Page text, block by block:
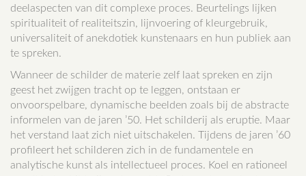
deelaspecten van dit complexe proces. Beurtelings lijken
spiritualiteit of realiteitszin, lijnvoering of kleurgebruik,
universaliteit of anekdotiek kunstenaars en hun publiek aan
te spreken.
Wanneer de schilder de materie zelf laat spreken en zijn
geest het zwijgen tracht op te leggen, ontstaan er
onvoorspelbare, dynamische beelden zoals bij de abstracte
informelen van de jaren ’50. Het schilderij als eruptie. Maar
het verstand laat zich niet uitschakelen. Tijdens de jaren ’60
profileert het schilderen zich in de fundamentele en
analytische kunst als intellectueel proces. Koel en rationeel